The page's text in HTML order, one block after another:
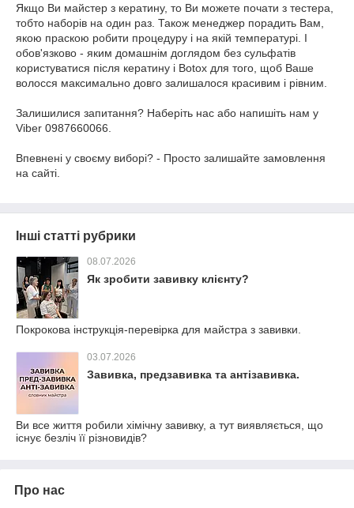
Якщо Ви майстер з кератину, то Ви можете почати з тестера,
тобто наборів на один раз. Також менеджер порадить Вам,
якою праскою робити процедуру і на якій температурі. І
обов'язково - яким домашнім доглядом без сульфатів
користуватися після кератину і Botox для того, щоб Ваше
волосся максимально довго залишалося красивим і рівним.
Залишилися запитання? Наберіть нас або напишіть нам у
Viber 0987660066.
Впевнені у своєму виборі? - Просто залишайте замовлення
на сайті.
Інші статті рубрики
08.07.2026
Як зробити завивку клієнту?
Покрокова інструкція-перевірка для майстра з завивки.
03.07.2026
Завивка, предзавивка та антізавивка.
Ви все життя робили хімічну завивку, а тут виявляється, що
існує безліч її різновидів?
Про нас